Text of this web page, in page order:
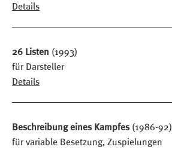
Details
26 Listen (1993)
für Darsteller
Details
Beschreibung eines Kampfes(1986-92)
für variable Besetzung, Zuspielungen